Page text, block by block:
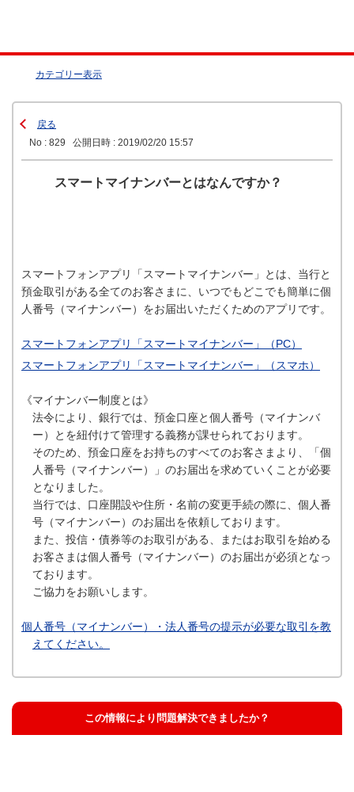
カテゴリー表示
戻る
No : 829
公開日時 : 2019/02/20 15:57
スマートマイナンバーとはなんですか？
スマートフォンアプリ「スマートマイナンバー」とは、当行と
預金取引がある全てのお客さまに、いつでもどこでも簡単に個
人番号（マイナンバー）をお届出いただくためのアプリです。
スマートフォンアプリ「スマートマイナンバー」（PC）
スマートフォンアプリ「スマートマイナンバー」（スマホ）
《マイナンバー制度とは》
法令により、銀行では、預金口座と個人番号（マイナンバ
ー）とを紐付けて管理する義務が課せられております。
そのため、預金口座をお持ちのすべてのお客さまより、「個
人番号（マイナンバー）」のお届出を求めていくことが必要
となりました。
当行では、口座開設や住所・名前の変更手続の際に、個人番
号（マイナンバー）のお届出を依頼しております。
また、投信・債券等のお取引がある、またはお取引を始める
お客さまは個人番号（マイナンバー）のお届出が必須となっ
ております。
ご協力をお願いします。
個人番号（マイナンバー）・法人番号の提示が必要な取引を教
えてください。
この情報により問題解決できましたか？